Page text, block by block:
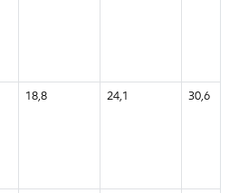
18,8 24,1 30,6